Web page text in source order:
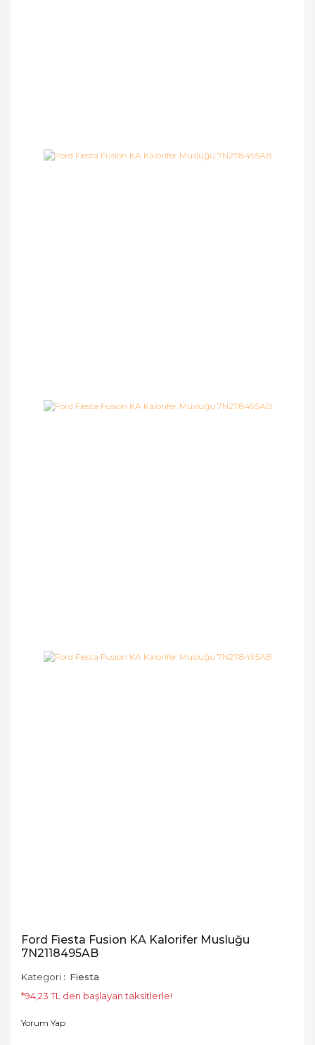
Ford Fiesta Fusion KA Kalorifer Musluğu
7N2118495AB
Kategori
Fiesta
*94,23 TL den başlayan taksitlerle!
Yorum Yap